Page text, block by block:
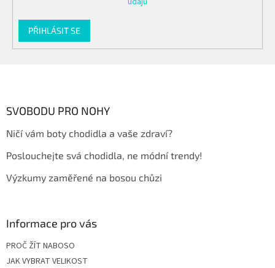
PŘIHLÁSIT SE
SVOBODU PRO NOHY
Ničí vám boty chodidla a vaše zdraví?
Poslouchejte svá chodidla, ne módní trendy!
Výzkumy zaměřené na bosou chůzi
Informace pro vás
PROČ ŽÍT NABOSO
JAK VYBRAT VELIKOST